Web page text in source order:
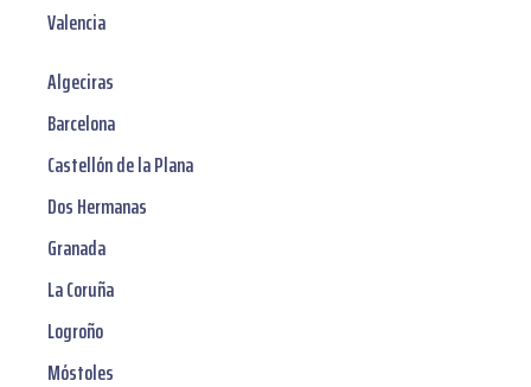
Valencia
Algeciras
Barcelona
Castellón de la Plana
Dos Hermanas
Granada
La Coruña
Logroño
Móstoles